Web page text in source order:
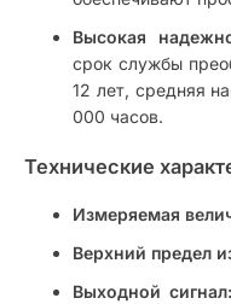
Высокая
срок службы
12 лет, средняя
000 часов.
Технические
Измеряемая
Верхний предел
Выходной сигнал: